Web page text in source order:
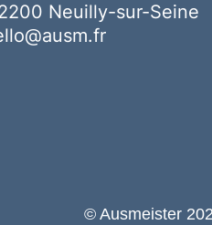
Neuilly-sur-Seine
© Ausmeister